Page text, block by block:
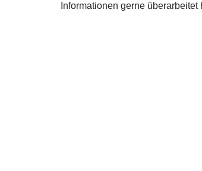
Informationen gerne